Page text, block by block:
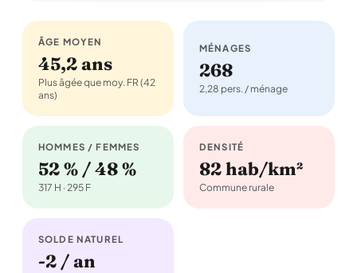
ÂGE MOYEN
45,2 ans
Plus âgée que moy. FR (42
ans)
MÉNAGES
268
2,28 pers. / ménage
HOMMES / FEMMES
52 % / 48 %
317 H · 295 F
DENSITÉ
82 hab/km²
Commune rurale
SOLDE NATUREL
-2 / an